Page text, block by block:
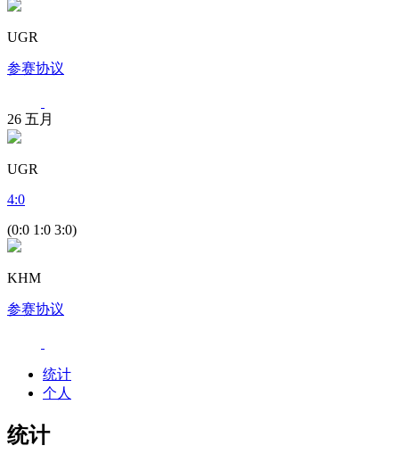
UGR
参赛协议
26 五月
UGR
4:0
(0:0 1:0 3:0)
KHM
参赛协议
统计
个人
统计